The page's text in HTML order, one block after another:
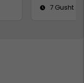
7 Gusht